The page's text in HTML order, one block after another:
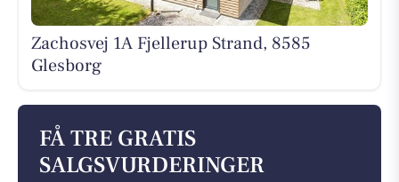
Zachosvej 1A Fjellerup Strand, 8585
Glesborg
FÅ TRE GRATIS
SALGSVURDERINGER